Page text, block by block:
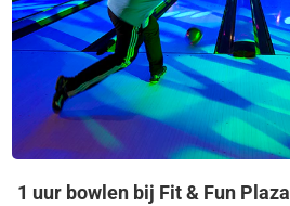
1 uur bowlen bij Fit & Fun Plaza